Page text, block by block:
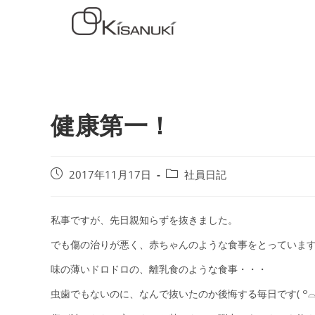
健康第一！
2017年11月17日 社員日記
私事ですが、先日親知らずを抜きました。
でも傷の治りが悪く、赤ちゃんのような食事をとっていま
味の薄いドロドロの、離乳食のような食事・・・
虫歯でもないのに、なんで抜いたのか後悔する毎日です(